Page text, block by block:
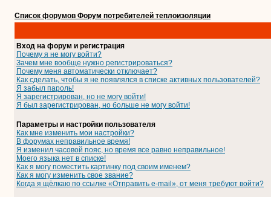
Список форумов Форум потребителей теплоизоляции
Вход на форум и регистрация
Почему я не могу войти?
Зачем мне вообще нужно регистрироваться?
Почему меня автоматически отключает?
Как сделать, чтобы я не появлялся в списке активных пользователей?
Я забыл пароль!
Я зарегистрирован, но не могу войти!
Я был зарегистрирован, но больше не могу войти!
Параметры и настройки пользователя
Как мне изменить мои настройки?
В форумах неправильное время!
Я изменил часовой пояс, но время все равно неправильное!
Моего языка нет в списке!
Как я могу поместить картинку под своим именем?
Как я могу изменить свое звание?
Когда я щёлкаю по ссылке «Отправить e-mail», от меня требуют войти?